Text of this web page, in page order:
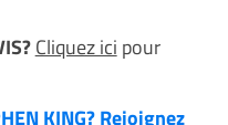
Cliquez ici pour
KING? Rejoignez